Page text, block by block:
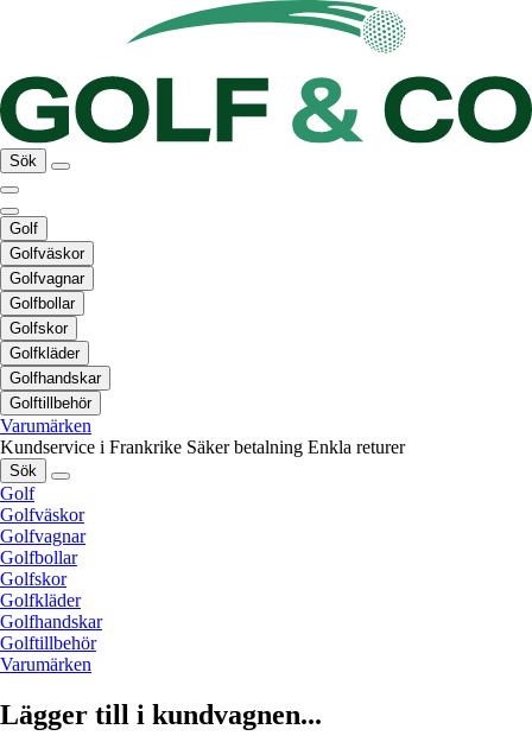
Sök
Golf
Golfväskor
Golfvagnar
Golfbollar
Golfskor
Golfkläder
Golfhandskar
Golftillbehör
Varumärken
Kundservice i Frankrike Säker betalning Enkla returer
Sök
Golf
Golfväskor
Golfvagnar
Golfbollar
Golfskor
Golfkläder
Golfhandskar
Golftillbehör
Varumärken
Lägger till i kundvagnen...